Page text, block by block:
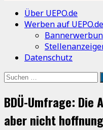
Über UEPO.de
Werben auf UEPO.de
Datenschutz
Suchen
BDÜ-Umfrage:
aber nicht